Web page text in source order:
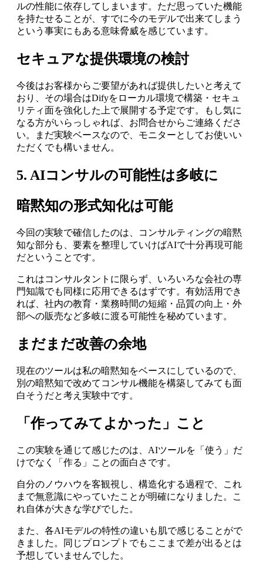
ルの性能に依存してしまいます。ただ思っていた機能
を持たせることが、すでに今のモデルで出来てしまう
という事実にもある意味脅威を感じています。
セキュアな提供環境の検討
今後はお客様からご要望があれば提供したいと考えて
おり、その場合はDifyをローカル環境で構築・セキュ
リティ面を強化した上で展開する予定です。もし気に
なる方がいらっしゃれば、お問合せからご連絡くださ
い。まだ実験ベースなので、モニターとしてお使いい
ただくでも構いません。
5. AIコンサルの可能性は多岐に
暗黙知の形式知化は可能
今回の実験で確信したのは、コンサルティングの暗黙
知な部分も、要素を整理していけばAIで十分再現可能
だということです。
これはコンサルタントに限らず、いろいろな会社の専
門知識でも同様に応用できるはずです。有効活用でき
れば、社内の教育・業務時間の短縮・品質の向上・外
部への販売など多岐に渡る可能性を秘めています。
まだまだ改善の余地
現在のツールは私の暗黙知をベースにしているので、
別の暗黙知で改めてコンサル機能を構築してみても面
白そうだと考え実験中です。
「作ってみてよかった」こと
この実験を通じて感じたのは、AIツールを「使う」だ
けでなく「作る」ことの面白さです。
自分のノウハウを客観視し、構造化する過程で、これ
まで無意識にやっていたことが明確になりました。こ
れ自体が大きな学びでした。
また、各AIモデルの特性の違いも肌で感じることがで
きました。同じプロンプトでもここまで差が出るとは
予想していませんでした。